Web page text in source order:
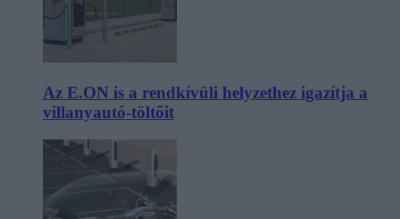
Az E.ON is a rendkívüli helyzethez igazítja a
villanyautó-töltőit